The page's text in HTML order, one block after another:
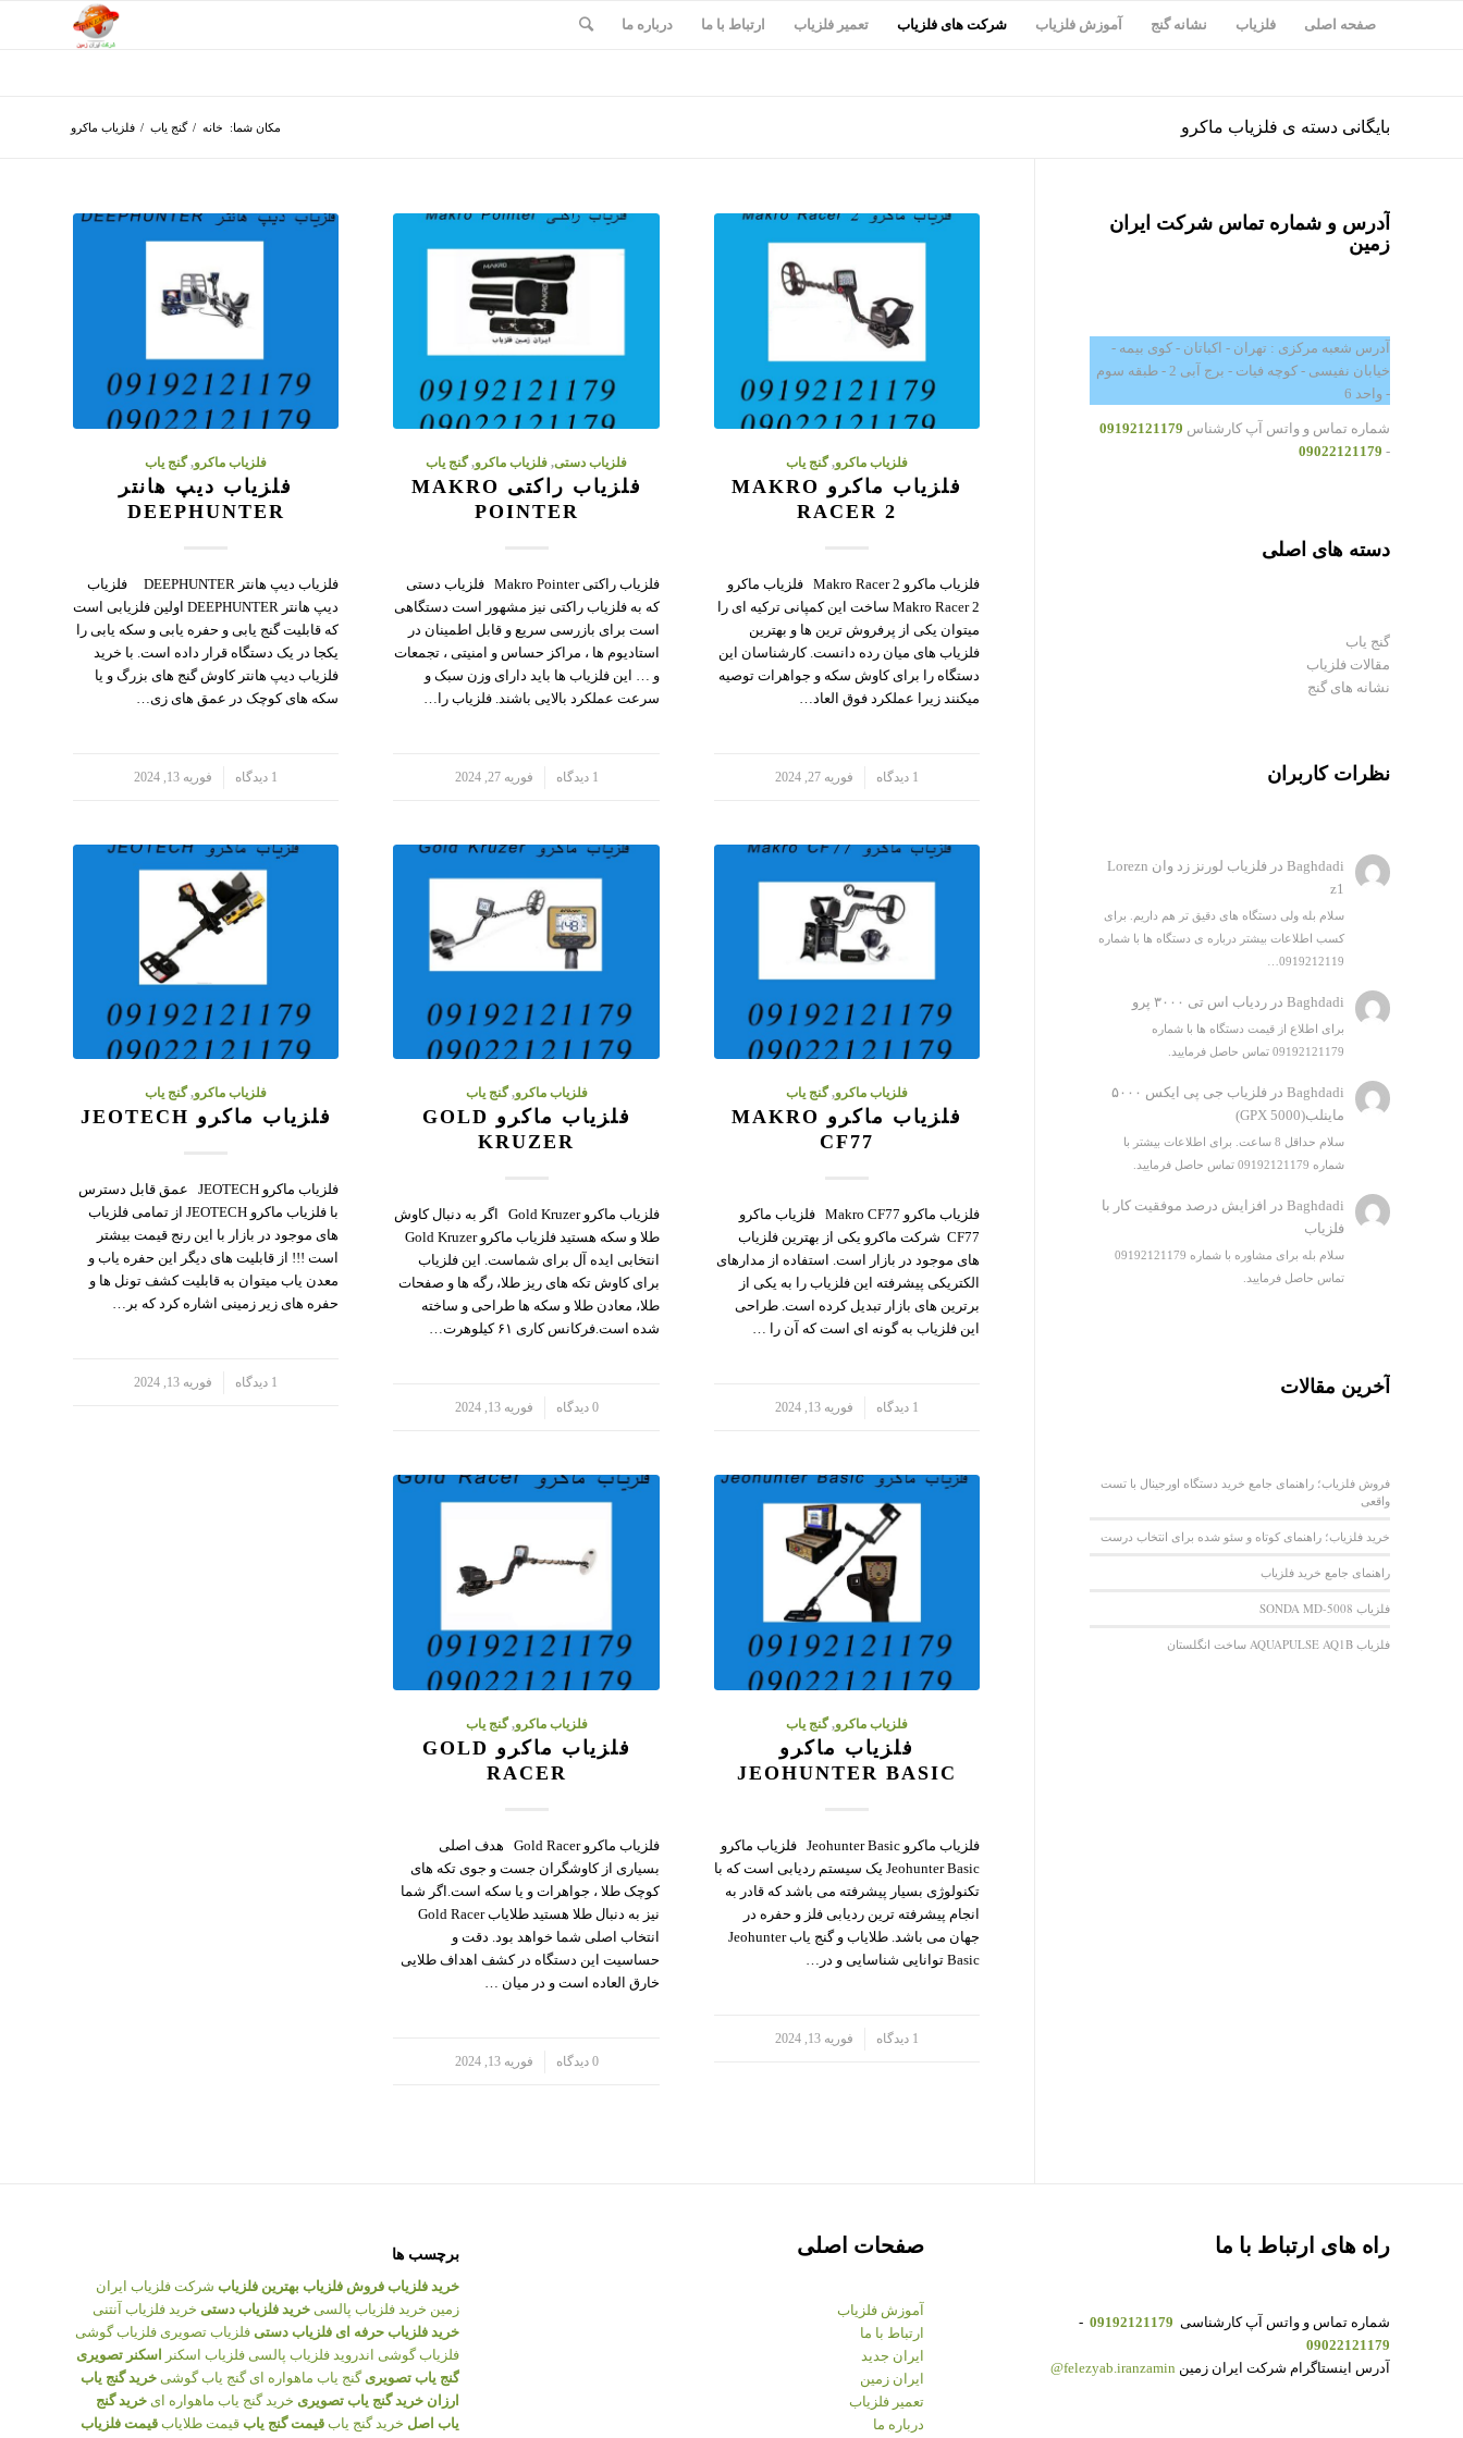
صفحه اصلی فلزیاب نشانه گنج آموزش فلزیاب شرکت های فلزیاب تعمیر فلزیاب ارتباط با ما درباره ما
بایگانی دسته ی فلزیاب ماکرو مکان شما: خانه / گنج یاب / فلزیاب ماکرو
فلزیاب ماکرو,گنج یاب
فلزیاب ماکرو MAKRO
RACER 2
فلزیاب ماکرو Makro Racer 2 فلزیاب ماکرو
Makro Racer 2 ساخت این کمپانی ترکیه ای را
میتوان یکی از پرفروش ترین ها و بهترین
فلزیاب های میان رده دانست. کارشناسان این
دستگاه را برای کاوش سکه و جواهرات توصیه
میکنند زیرا عملکرد فوق العاد…
1 دیدگاه فوریه 27, 2024
فلزیاب دستی, فلزیاب ماکرو,گنج یاب
فلزیاب راکتی MAKRO
POINTER
فلزیاب راکتی Makro Pointer فلزیاب دستی
که به فلزیاب راکتی نیز مشهور است دستگاهی
است برای بازرسی سریع و قابل اطمینان در
استادیوم ها ، مراکز حساس و امنیتی ، تجمعات
و … این فلزیاب ها باید دارای وزن سبک و
سرعت عملکرد بالایی باشند. فلزیاب را…
1 دیدگاه فوریه 27, 2024
فلزیاب ماکرو,گنج یاب
فلزیاب دیپ هانتر
DEEPHUNTER
فلزیاب دیپ هانتر DEEPHUNTER فلزیاب
دیپ هانتر DEEPHUNTER اولین فلزیابی است
که قابلیت گنج یابی و حفره یابی و سکه یابی را
یکجا در یک دستگاه قرار داده است. با خرید
فلزیاب دیپ هانتر کاوش گنج های بزرگ و یا
سکه های کوچک در عمق های زی…
1 دیدگاه فوریه 13, 2024
فلزیاب ماکرو,گنج یاب
فلزیاب ماکرو MAKRO
CF77
فلزیاب ماکرو Makro CF77 فلزیاب ماکرو
CF77 شرکت ماکرو یکی از بهترین فلزیاب
های موجود در بازار است. استفاده از مدارهای
الکتریکی پیشرفته این فلزیاب را به یکی از
برترین های بازار تبدیل کرده است. طراحی
این فلزیاب به گونه ای است که آن را …
1 دیدگاه فوریه 13, 2024
فلزیاب ماکرو,گنج یاب
فلزیاب ماکرو GOLD
KRUZER
فلزیاب ماکرو Gold Kruzer اگر به دنبال کاوش
طلا و سکه هستید فلزیاب ماکرو Gold Kruzer
انتخابی ایده آل برای شماست. این فلزیاب
برای کاوش تکه های ریز طلا، رگه ها و صفحات
طلا، معادن طلا و سکه ها طراحی و ساخته
شده است.فرکانس کاری ۶۱ کیلوهرت…
0 دیدگاه فوریه 13, 2024
فلزیاب ماکرو,گنج یاب
فلزیاب ماکرو JEOTECH
فلزیاب ماکرو JEOTECH عمق قابل دسترس
با فلزیاب ماکرو JEOTECH از تمامی فلزیاب
های موجود در بازار با این رنج قیمت بیشتر
است !!! از قابلیت های دیگر این حفره یاب و
معدن یاب میتوان به قابلیت کشف تونل ها و
حفره های زیر زمینی اشاره کرد که بر…
1 دیدگاه فوریه 13, 2024
فلزیاب ماکرو,گنج یاب
فلزیاب ماکرو
JEOHUNTER BASIC
فلزیاب ماکرو Jeohunter Basic فلزیاب ماکرو
Jeohunter Basic یک سیستم ردیابی است که با
تکنولوژی بسیار پیشرفته می باشد که قادر به
انجام پیشرفته ترین ردیابی فلز و حفره در
جهان می باشد. طلایاب و گنج یاب Jeohunter
Basic توانایی شناسایی و در…
1 دیدگاه فوریه 13, 2024
فلزیاب ماکرو,گنج یاب
فلزیاب ماکرو GOLD
RACER
فلزیاب ماکرو Gold Racer هدف اصلی
بسیاری از کاوشگران جست و جوی تکه های
کوچک طلا ، جواهرات و یا سکه است.اگر شما
نیز به دنبال طلا هستید طلایاب Gold Racer
انتخاب اصلی شما خواهد بود. دقت و
حساسیت این دستگاه در کشف اهداف طلایی
خارق العاده است و در میان …
0 دیدگاه فوریه 13, 2024
آدرس و شماره تماس شرکت ایران
زمین
آدرس شعبه مرکزی : تهران - اکباتان - کوی بیمه -
خیابان نفیسی - کوچه فیات - برج آبی 2 - طبقه سوم
- واحد 6
شماره تماس و واتس آپ کارشناس 09192121179
-
09022121179
دسته های اصلی
گنج یاب
مقالات فلزیاب
نشانه های گنج
نظرات کاربران
Baghdadi در
فلزیاب لورنز زد وان Lorezn
z1
سلام بله ولی دستگاه های دقیق تر هم داریم. برای
کسب اطلاعات بیشتر درباره ی دستگاه ها با شماره
0919212119…
Baghdadi درردیاب اس تی ۳۰۰۰ پرو
برای اطلاع از قیمت دستگاه ها با شماره
09192121179 تماس حاصل فرمایید.
Baghdadi در
فلزیاب جی پی ایکس ۵۰۰۰
ماینلب(GPX 5000)
سلام حداقل 8 ساعت. برای اطلاعات بیشتر با
شماره 09192121179 تماس حاصل فرمایید.
Baghdadi در
افزایش درصد موفقیت کار با
فلزیاب
سلام بله برای مشاوره با شماره 09192121179
تماس حاصل فرمایید.
آخرین مقالات
فروش فلزیاب؛ راهنمای جامع خرید دستگاه اورجینال با تست
واقعی
خرید فلزیاب؛ راهنمای کوتاه و سئو شده برای انتخاب درست
راهنمای جامع خرید فلزیاب
فلزیاب SONDA MD-5008
فلزیاب AQUAPULSE AQ1B ساخت انگلستان
راه های ارتباط با ما
شماره تماس و واتس آپ کارشناسی 09192121179
-
09022121179
آدرس اینستاگرام شرکت ایران زمین felezyab.iranzamin@
صفحات اصلی
آموزش فلزیاب
ارتباط با ما
ایران جدید
ایران زمین
تعمیر فلزیاب
درباره ما
برچسب ها
خرید فلزیاب فروش فلزیاب بهترین فلزیاب شرکت فلزیاب ایران
زمین خرید فلزیاب پالسی خرید فلزیاب دستی خرید فلزیاب آنتنی
خرید فلزیاب حرفه ای فلزیاب دستی فلزیاب تصویری فلزیاب گوشی
فلزیاب گوشی اندروید فلزیاب پالسی فلزیاب اسکنر اسکنر تصویری
گنج یاب تصویری گنج یاب ماهواره ای گنج یاب گوشی خرید گنج یاب
ارزان خرید گنج یاب تصویری خرید گنج یاب ماهواره ای خرید گنج
یاب اصل خرید گنج یاب قیمت گنج یاب قیمت طلایاب قیمت فلزیاب